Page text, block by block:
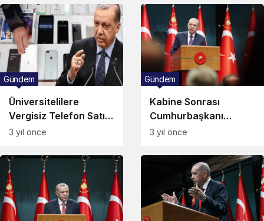
Üniversitelilere
Vergisiz Telefon Satışı
Başlıyor!
Gündem
3 yıl önce
Kabine Sonrası
Cumhurbaşkanı
Erdoğan’dan
Gündem
3 yıl önce